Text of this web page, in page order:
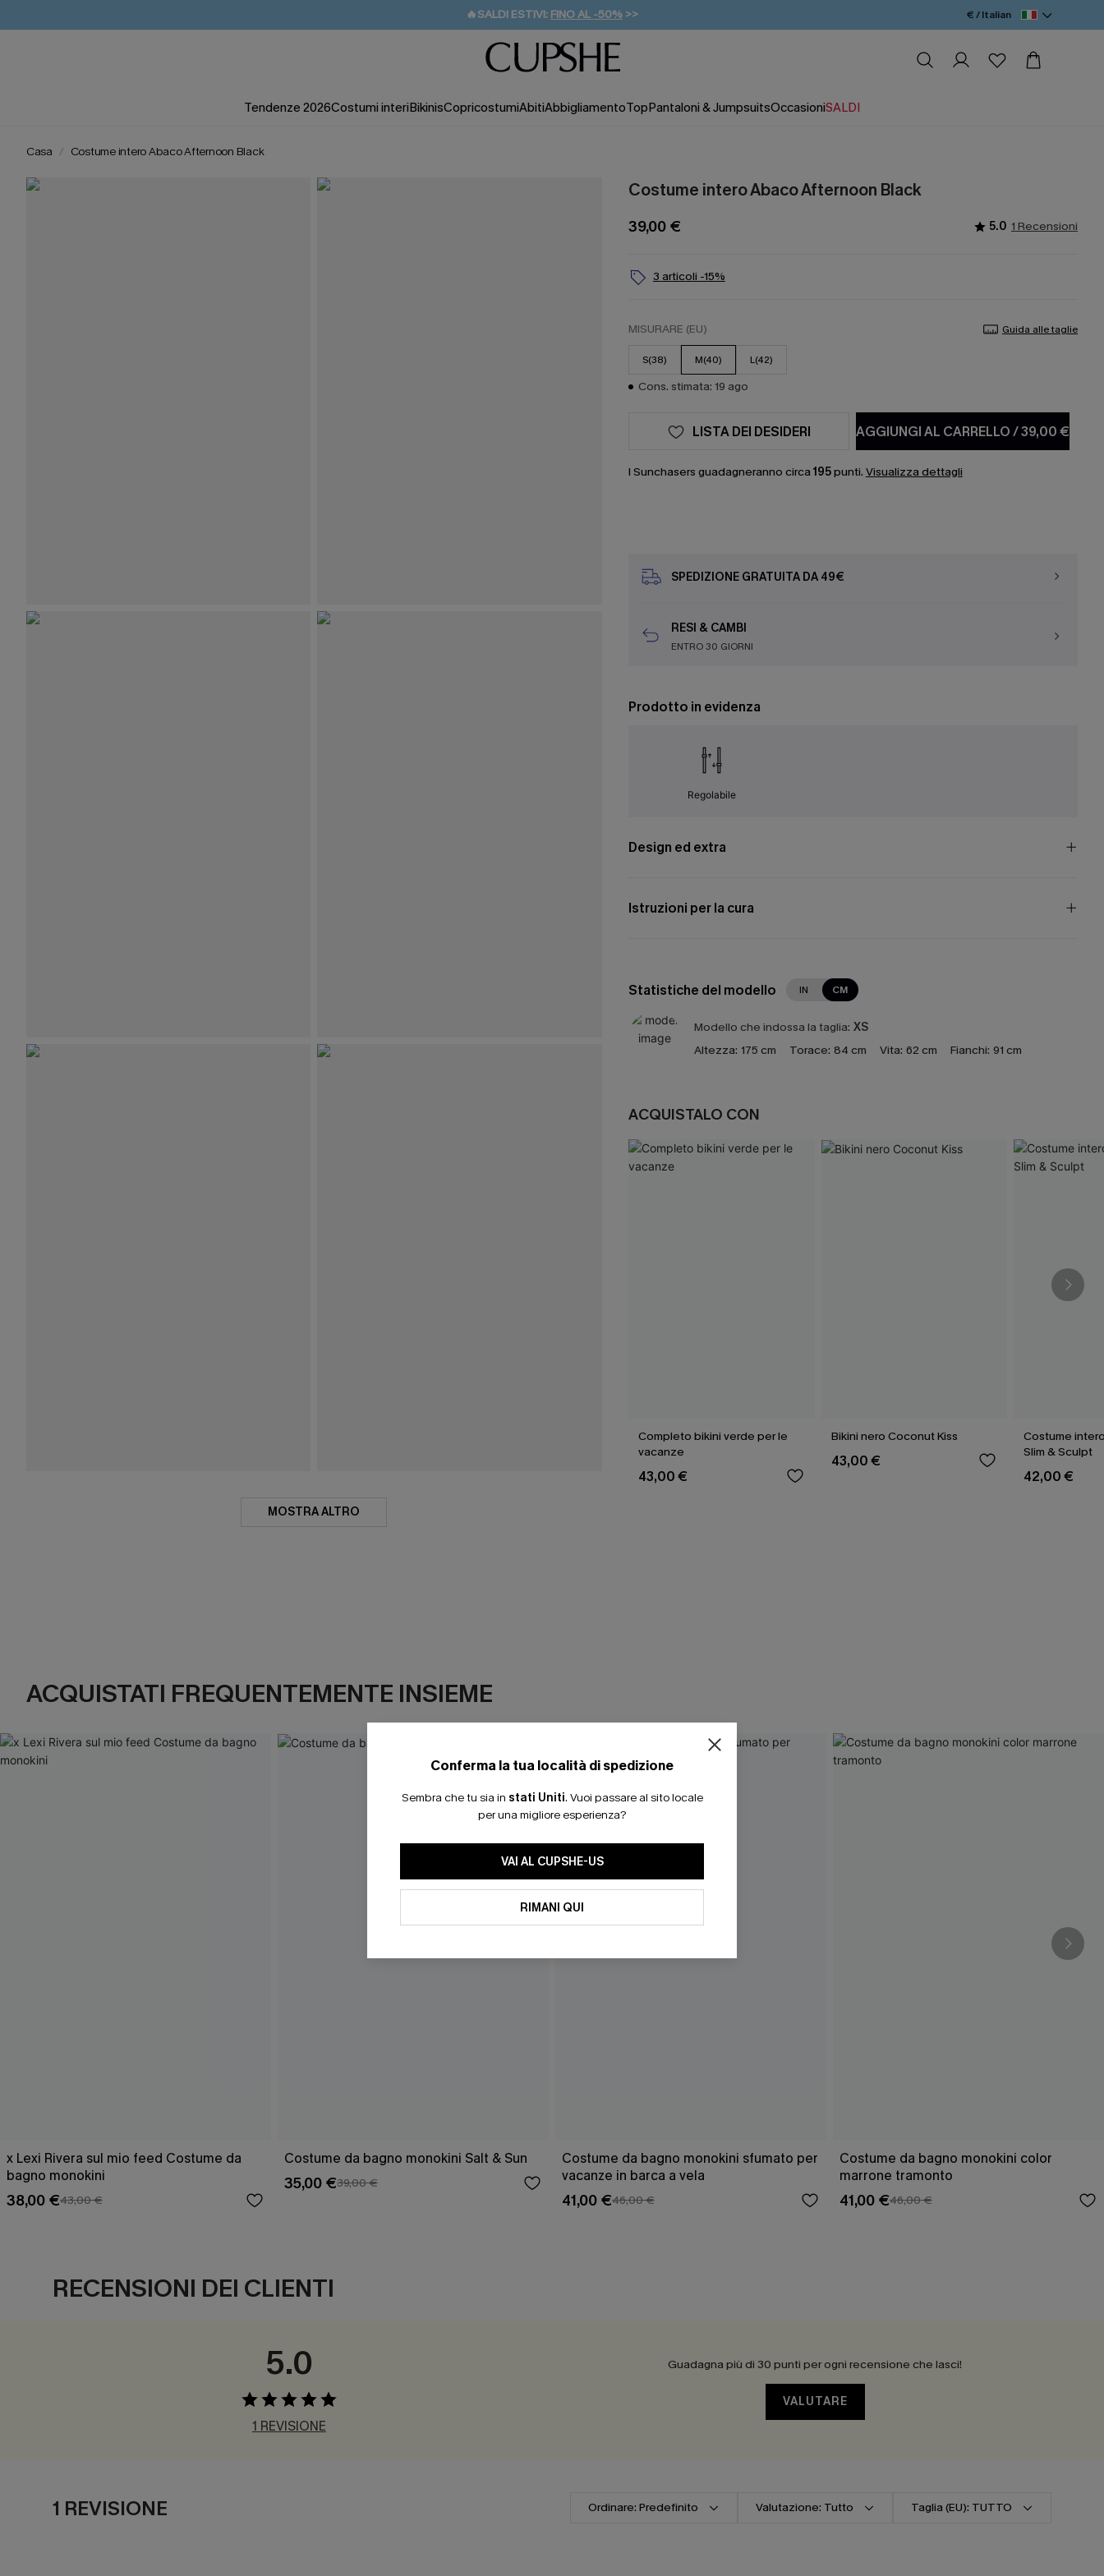
🔥SALDI ESTIVI: FINO AL -50% >>
🚚SPEDIZIONE GRATUITA DA 49€
💌REGALO PER I NUOVI: 20% DI SCONTO*
€ / Italian
Tendenze 2026Costumi interiBikinisCopricostumiAbitiAbbigliamentoTopPantaloni & JumpsuitsOccasioniSALDI
Casa Costume intero Abaco Afternoon Black
MOSTRA ALTRO
Costume intero Abaco Afternoon Black
39,00 € 5.0 1 Recensioni
3 articoli -15%
MISURARE (EU) Guida alle taglie
S(38) M(40) L(42)
Cons. stimata: 19 ago
AGGIUNGI AL CARRELLO/39,00 €
LISTA DEI DESIDERI
I Sunchasers guadagneranno circa 195punti. Visualizza dettagli
SPEDIZIONE GRATUITA DA 49€
RESI & CAMBI
ENTRO 30 GIORNI
Prodotto in evidenza
Regolabile
Design ed extra
Istruzioni per la cura
Statistiche del modello IN CM
Modello che indossa la taglia: XS
Altezza: 175 cm Torace: 84 cm Vita: 62 cm Fianchi: 91 cm
ACQUISTALO CON
Completo bikini verde per le
vacanze
43,00 €
Bikini nero Coconut Kiss
43,00 €
Costume
Slim & Sculpt
42,00 €
ACQUISTATI FREQUENTEMENTE INSIEME
x Lexi Rivera sul mio feed Costume da
bagno monokini
38,00 €43,00 €
Costume da bagno monokini Salt & Sun
35,00 €39,00 €
Costume da bagno monokini sfumato per
vacanze in barca a vela
41,00 €46,00 €
Costume da bagno monokini color
marrone tramonto
41,00 €46,00 €
RECENSIONI DEI CLIENTI
5.0
1 REVISIONE
Guadagna più di 30 punti per ogni recensione che lasci!
VALUTARE
1 REVISIONE Ordinare: Predefinito Valutazione: Tutto Taglia (EU): TUTTO
Conferma la tua località di spedizione
Sembra che tu sia in stati Uniti. Vuoi passare al sito locale
per una migliore esperienza?
VAI AL CUPSHE-US
RIMANI QUI